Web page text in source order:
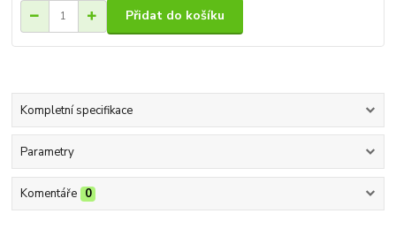
Přidat do košíku
Kompletní specifikace
Parametry
Komentáře 0